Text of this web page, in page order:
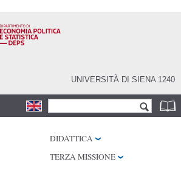
contenuto
principale
UNIVERSITÀ DI SIENA 1240
Form di ricerca
DIDATTICA
TERZA MISSIONE